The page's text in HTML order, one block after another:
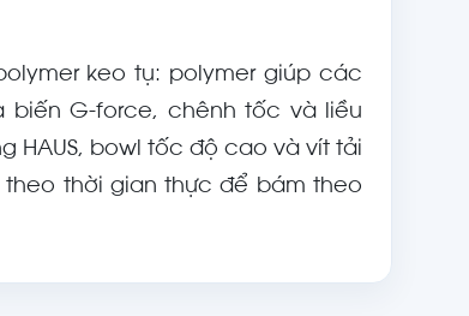
keo tụ: polymer giúp các
biến G-force, chênh tốc và liều
HAUS, bowl tốc độ cao và vít tải
thời gian thực để bám theo